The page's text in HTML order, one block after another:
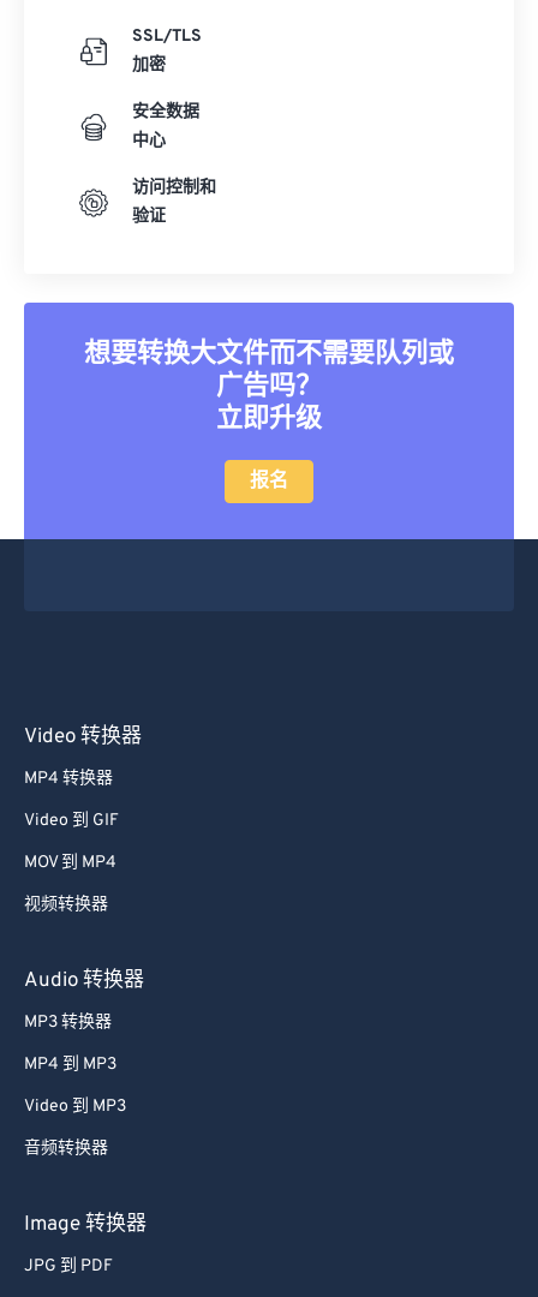
SSL/TLS
加密
安全数据
中心
访问控制和
验证
想要转换大文件而不需要队列或
广告吗？
立即升级
报名
Video 转换器
MP4 转换器
Video 到 GIF
MOV 到 MP4
视频转换器
Audio 转换器
MP3 转换器
MP4 到 MP3
Video 到 MP3
音频转换器
Image 转换器
JPG 到 PDF